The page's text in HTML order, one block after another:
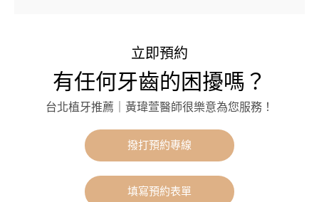
立即預約
有任何牙齒的困擾嗎？
台北植牙推薦｜黃瑋萱醫師很樂意為您服務！
撥打預約專線
填寫預約表單